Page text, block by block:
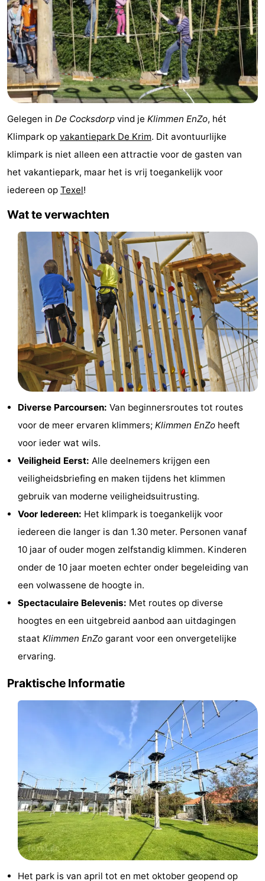
Bosch
en
Zee
-
De
Vlijt
-
Hoeve
Holland
-
Land
Zeezicht
-
Strandhuys
Strandplevier
Bed
Vakantiehuizen
Eibernest
Hoogelandt
Beach
Park
Texel
Buytenveldt
Krim
EuroParcs
Texel
Kustpark
Texel
Sluftervallei
Strandhuys
Villapark
Residentie
Texel
Villapark
Vogelmient
Last
minutes
Strand
Zien
doen
Bezienswaardigheden
Musea
-
Uitkijkpunten
Attracties
Rondvaarten
Boerderijen
-
Gelegen in De Cocksdorp vind je Klimmen EnZo, hét
Klimpark op vakantiepark De Krim. Dit avontuurlijke
klimpark is niet alleen een attractie voor de gasten van
het vakantiepark, maar het is vrij toegankelijk voor
iedereen op Texel!
Wat te verwachten
Diverse Parcoursen: Van beginnersroutes tot routes
voor de meer ervaren klimmers; Klimmen EnZo heeft
voor ieder wat wils.
Veiligheid Eerst: Alle deelnemers krijgen een
veiligheidsbriefing en maken tijdens het klimmen
gebruik van moderne veiligheidsuitrusting.
Voor Iedereen: Het klimpark is toegankelijk voor
iedereen die langer is dan 1.30 meter. Personen vanaf
10 jaar of ouder mogen zelfstandig klimmen. Kinderen
onder de 10 jaar moeten echter onder begeleiding van
een volwassene de hoogte in.
Spectaculaire Belevenis: Met routes op diverse
hoogtes en een uitgebreid aanbod aan uitdagingen
staat Klimmen EnZo garant voor een onvergetelijke
ervaring.
Praktische Informatie
Het park is van april tot en met oktober geopend op